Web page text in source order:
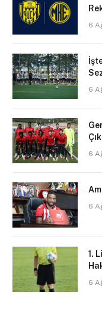
6
6
6
6
1.
6